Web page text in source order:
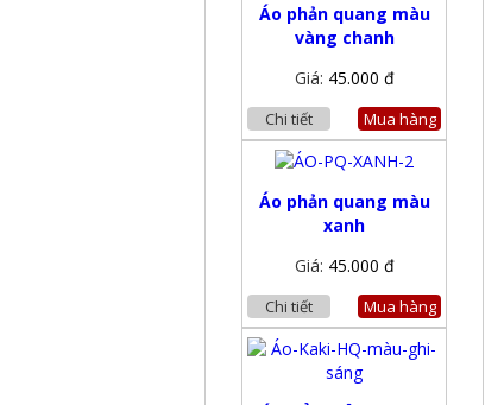
Áo phản quang màu
vàng chanh
Giá: 45.000 đ
Chi tiết Mua hàng
Áo phản quang màu
xanh
Giá: 45.000 đ
Chi tiết Mua hàng